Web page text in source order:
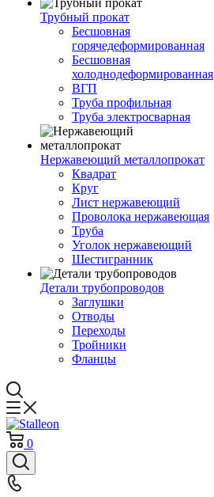
Трубный прокат
Бесшовная
горячедеформированная
Бесшовная
холоднодеформированная
ВГП
Труба профильная
Труба электросварная
Нержавеющий металлопрокат
Квадрат
Круг
Лист нержавеющий
Проволока нержавеющая
Труба
Уголок нержавеющий
Шестигранник
Детали трубопроводов
Заглушки
Отводы
Переходы
Тройники
Фланцы
0